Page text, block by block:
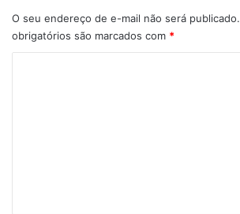
O seu endereço de e-mail não será publicado.
obrigatórios são marcados com *